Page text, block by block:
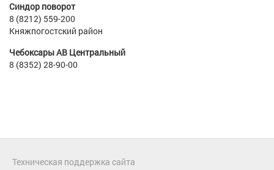
Синдор поворот
8 (8212) 559-200
Княжпогостский район
Чебоксары АВ Центральный
8 (8352) 28-90-00
Техническая поддержка сайта